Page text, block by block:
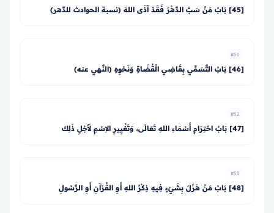
[45] بَابُ مَنْ سَبَّ الدَّهْرَ فَقَدْ آذَى اللهَ (نسبة الحوادث للدَّهر)
#51
[46] بَابُ التَّسَمِّي بِقَاضِي الْقُضَاةِ وَنَحْوِهِ (النَّهي عنه)
#52
[47] بَابُ احْتِرَامِ أَسْمَاءِ اللهِ تَعَالَى، وَتَغْيِيرِ الاِسْمِ لأَجْلِ ذَلِكَ
#53
[48] بَابُ مَنْ هَزَلَ بِشَيْءٍ فِيهِ ذِكْرُ اللهِ أَوِ القُرْآنِ أَوِ الرَّسُولِ